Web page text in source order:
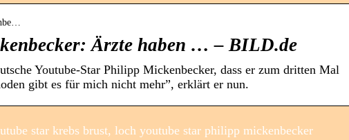
Ärzte haben … – BILD.de
Youtube-Star Philipp Mickenbecker, dass er zum dritten Mal
gibt es für mich nicht mehr”, erklärt er nun.
star krebs brust, loch youtube star philipp mickenbecker